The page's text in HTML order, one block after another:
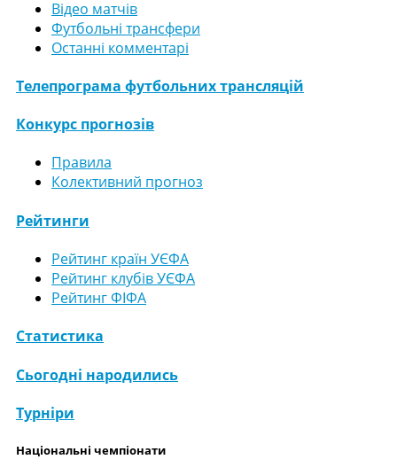
Відео матчів
Футбольні трансфери
Останні комментарі
Телепрограма футбольних трансляцій
Конкурс прогнозів
Правила
Колективний прогноз
Рейтинги
Рейтинг країн УЄФА
Рейтинг клубів УЄФА
Рейтинг ФІФА
Статистика
Сьогодні народились
Турніри
Національні чемпіонати